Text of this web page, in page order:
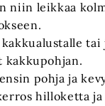
niin leikkaa
kakkualustalle tai
kakkupohjan.
pohja ja
hilloketta ja